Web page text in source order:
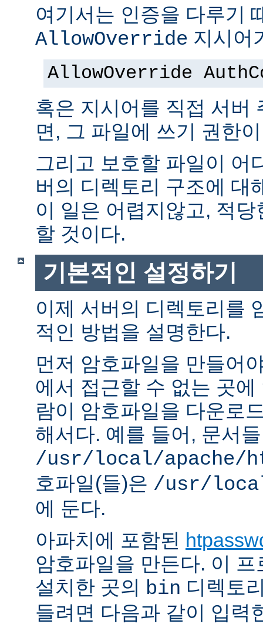
여기서는 인증을 다루기
AllowOverride 지시어
AllowOverride
혹은 지시어를 직접 서버
면, 그 파일에 쓰기 권한
그리고 보호할 파일이 어
버의 디렉토리 구조에 대
이 일은 어렵지않고, 적
할 것이다.
기본적인 설정하기
이제 서버의 디렉토리를
적인 방법을 설명한다.
먼저 암호파일을 만들어
에서 접근할 수 없는 곳
람이 암호파일을 다운로
해서다. 예를 들어, 문서
/usr/local/apache/
호파일(들)은 /usr/
에 둔다.
아파치에 포함된
암호파일을 만든다. 이
설치한 곳의 bin 디렉토
들려면 다음과 같이 입력